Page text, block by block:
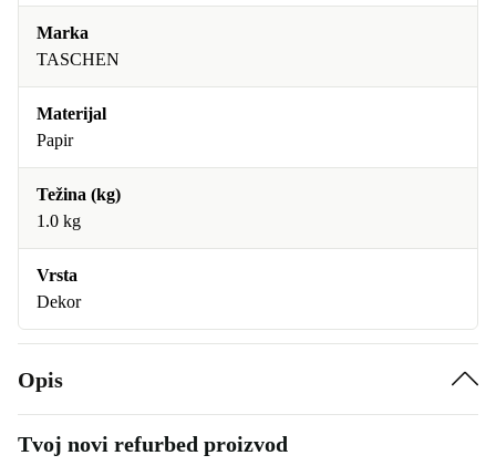
Marka
TASCHEN
Materijal
Papir
Težina (kg)
1.0 kg
Vrsta
Dekor
Opis
Tvoj novi refurbed proizvod